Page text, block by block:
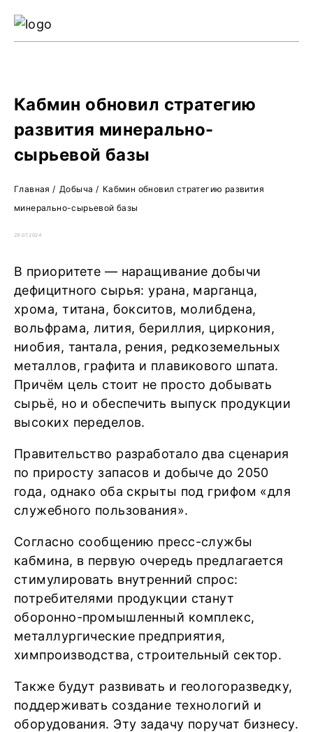
Кабмин обновил стратегию
развития минерально-
сырьевой базы
Главная / Добыча / Кабмин обновил стратегию развития
минерально-сырьевой базы
29.07.2024
В приоритете — наращивание добычи
дефицитного сырья: урана, марганца,
хрома, титана, бокситов, молибдена,
вольфрама, лития, бериллия, циркония,
ниобия, тантала, рения, редкоземельных
металлов, графита и плавикового шпата.
Причём цель стоит не просто добывать
сырьё, но и обеспечить выпуск продукции
высоких переделов.
Правительство разработало два сценария
по приросту запасов и добыче до 2050
года, однако оба скрыты под грифом «для
служебного пользования».
Согласно сообщению пресс-службы
кабмина, в первую очередь предлагается
стимулировать внутренний спрос:
потребителями продукции станут
оборонно-промышленный комплекс,
металлургические предприятия,
химпроизводства, строительный сектор.
Также будут развивать и геологоразведку,
поддерживать создание технологий и
оборудования. Эту задачу поручат бизнесу.